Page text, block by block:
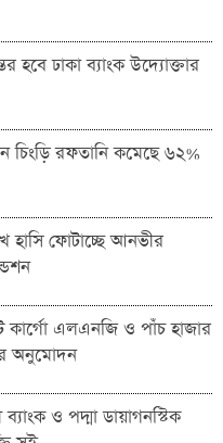
হবে ঢাকা ব্যাংক উদ্যোক্তার
চিংড়ি রফতানি কমেছে ৬২%
হাসি ফোটাচ্ছে আনভীর
কার্গো এলএনজি ও পাঁচ হাজার
অনুমোদন
ও পদ্মা ডায়াগনস্টিক